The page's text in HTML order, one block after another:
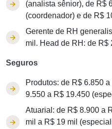
(analista sênior), de R$
(coordenador) e de R$
Gerente de RH
mil. Head de RH: de R$
Seguros
Produtos: de R$ 6.850
9.550 a R$ 19.450
Atuarial: de R$ 8.900 a
mil a R$ 19 mil